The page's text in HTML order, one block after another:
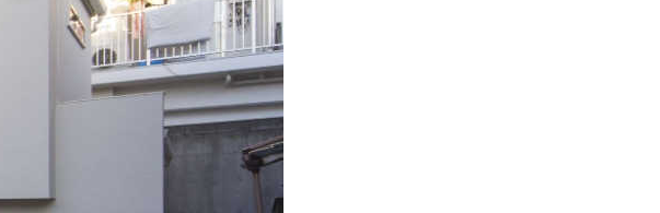
MOVIE GALLALY
COMPANY
STAFF
BLOG